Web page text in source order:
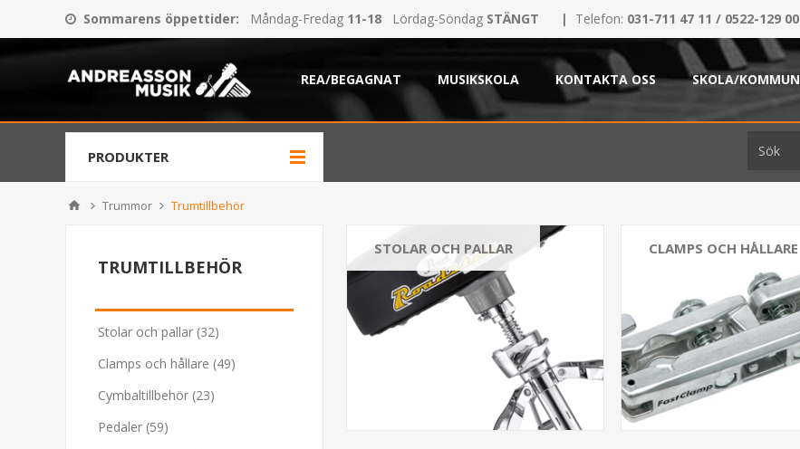
Sommarens öppettider: Måndag-Fredag 11-18 Lördag-Söndag STÄNGT | Telefon: 031-711 47 11 / 0522-129 00
REA/BEGAGNAT MUSIKSKOLA KONTAKTA OSS SKOLA/KOMMUN
PRODUKTER
Trummor Trumtillbehör
STOLAR OCH PALLAR CLAMPS OCH HÅLLARE
TRUMTILLBEHÖR
Stolar och pallar (32)
Clamps och hållare (49)
Cymbaltillbehör (23)
Pedaler (59)